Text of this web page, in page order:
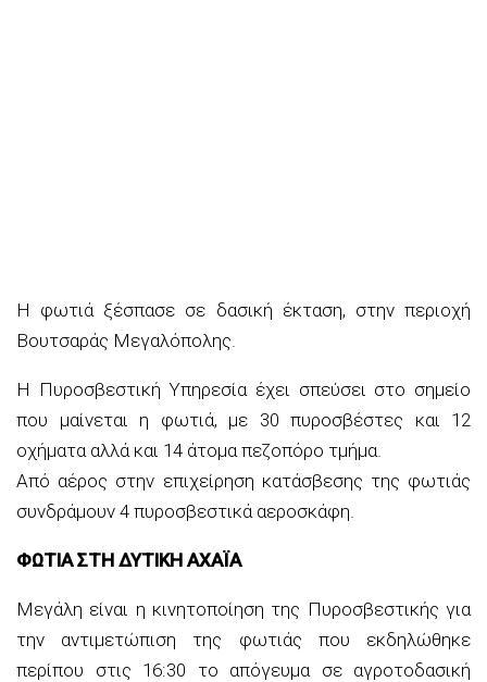
Η φωτιά ξέσπασε σε δασική έκταση, στην περιοχή
Βουτσαράς Μεγαλόπολης.
Η Πυροσβεστική Υπηρεσία έχει σπεύσει στο σημείο
που μαίνεται η φωτιά, με 30 πυροσβέστες και 12
οχήματα αλλά και 14 άτομα πεζοπόρο τμήμα.
Από αέρος στην επιχείρηση κατάσβεσης της φωτιάς
συνδράμουν 4 πυροσβεστικά αεροσκάφη.
ΦΩΤΙΑ ΣΤΗ ΔΥΤΙΚΗ ΑΧΑΪΑ
Μεγάλη είναι η κινητοποίηση της Πυροσβεστικής για
την αντιμετώπιση της φωτιάς που εκδηλώθηκε
περίπου στις 16:30 το απόγευμα σε αγροτοδασική